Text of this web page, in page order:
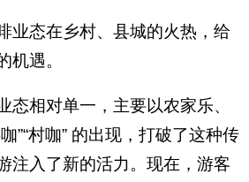
业态在乡村、县城的火热，给
机遇。
态相对单一，主要以农家乐、
”“村咖” 的出现，打破了这种传
注入了新的活力。现在，游客